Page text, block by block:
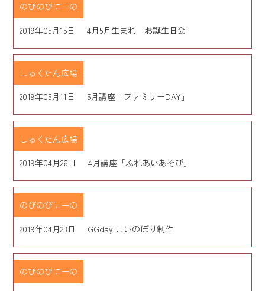
のびのびにーの
2019年05月15日
4月5月生まれ お誕生日会
しゅくたん広場
2019年05月11日
5月講座「ファミリーDAY」
しゅくたん広場
2019年04月26日
4月講座「ふれあいあそび」
のびのびにーの
2019年04月23日
GGday こいのぼり制作
のびのびにーの